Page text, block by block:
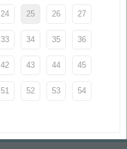
24 25 26 27
33 34 35 36
42 43 44 45
51 52 53 54